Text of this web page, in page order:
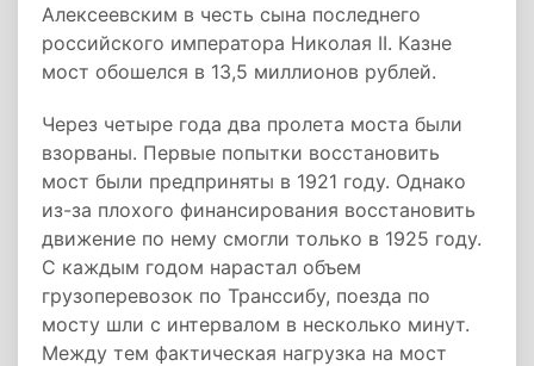
Алексеевским в честь сына последнего
российского императора Николая II. Казне
мост обошелся в 13,5 миллионов рублей.
Через четыре года два пролета моста были
взорваны. Первые попытки восстановить
мост были предприняты в 1921 году. Однако
из-за плохого финансирования восстановить
движение по нему смогли только в 1925 году.
С каждым годом нарастал объем
грузоперевозок по Транссибу, поезда по
мосту шли с интервалом в несколько минут.
Между тем фактическая нагрузка на мост